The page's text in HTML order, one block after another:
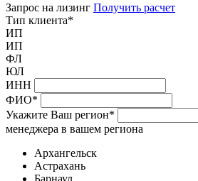
Запрос на лизинг Получить расчет
Тип клиента*
ИП
ИП
ФЛ
ЮЛ
ИНН
ФИО*
Укажите Ваш регион*
менеджера в вашем региона
Архангельск
Астрахань
Барнаул